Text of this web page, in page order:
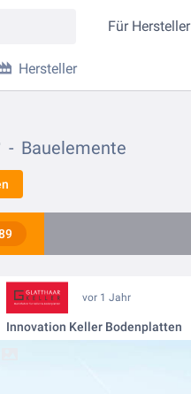
Für Hersteller
Hersteller
Bauelemente
vor 1 Jahr
Innovation Keller Bodenplatten